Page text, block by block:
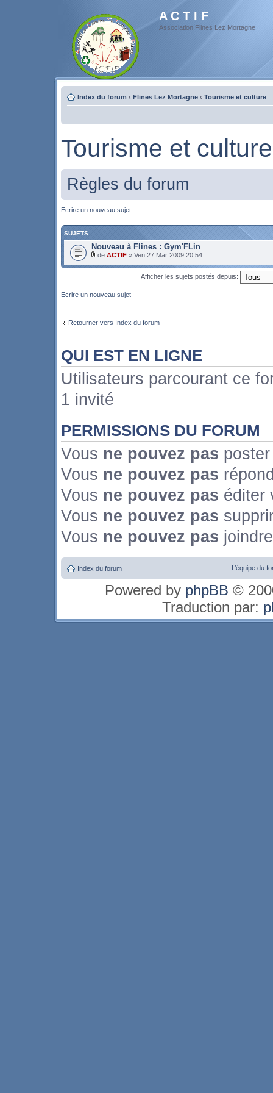
A C T I F
Association Flines Lez Mortagne
Index du forum ‹ Flines Lez Mortagne ‹ Tourisme et culture
Tourisme et culture
Règles du forum
Ecrire un nouveau sujet
SUJETS
Nouveau à Flines : Gym'FLin
de ACTIF » Ven 27 Mar 2009 20:54
Afficher les sujets postés depuis:
Ecrire un nouveau sujet
Retourner vers Index du forum
QUI EST EN LIGNE
Utilisateurs parcourant ce
1 invité
PERMISSIONS DU FORUM
Vous ne pouvez pas
Vous ne pouvez pas
Vous ne pouvez pas éditer
Vous ne pouvez pas
Vous ne pouvez pas
Index du forum L’équipe du
Powered by phpBB ©
Traduction par: